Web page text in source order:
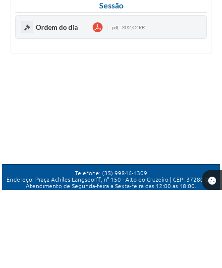
Sessão
Ordem do dia pdf - 302,42 KB
Telefone: (35) 99846-1309
Endereço: Praça Achiles Langsdorff, n° 150 - Alto do Cruzeiro | CEP: 37280-000
Atendimento de Segunda-feira a Sexta-feira das 12:00 as 18:00.